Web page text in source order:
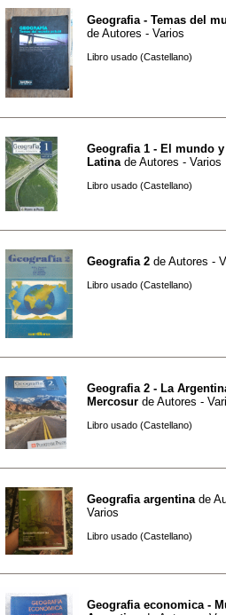
Geografia - Temas del
de Autores - Varios
Libro usado (Castellano)
Geografia 1 - El mundo
Latina de Autores - Varios
Libro usado (Castellano)
Geografia 2 de Autores -
Libro usado (Castellano)
Geografia 2 - La
Mercosur de Autores -
Libro usado (Castellano)
Geografia argentina de
Varios
Libro usado (Castellano)
Geografia economica -